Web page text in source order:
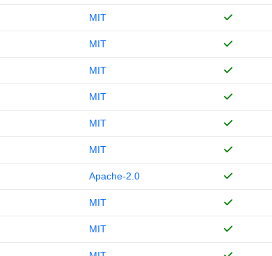
MIT
MIT
MIT
MIT
MIT
MIT
Apache-2.0
MIT
MIT